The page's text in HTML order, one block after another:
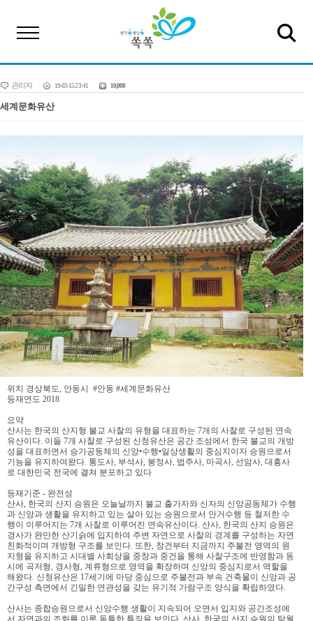
관리자 19-03-15 23:41 10,008
세계문화유산
위치 경상북도, 안동시 #안동 #세계문화유산
등재연도 2018
요약
산사는 한국의 산지형 불교 사찰의 유형을 대표하는 7개의 사찰로 구성된 연속
유산이다. 이들 7개 사찰로 구성된 신청유산은 공간 조성에서 한국 불교의 개방
성을 대표하면서 승가공동체의 신앙•수행•일상생활의 중심지이자 승원으로서
기능을 유지하여왔다. 통도사, 부석사, 봉정사, 법주사, 마곡사, 선암사, 대흥사
로 대한민국 전국에 결쳐 분포하고 있다
등재기준 - 완전성
산사, 한국의 산지 승원은 오늘날까지 불교 출가자와 신자의 신앙공동체가 수행
과 신앙과 생활을 유지하고 있는 살아 있는 승원으로서 안거수행 등 철저한 수
행이 이루어지는 7개 사찰로 이루어진 연속유산이다. 산사, 한국의 산지 승원은
경사가 완만한 산기슭에 입지하여 주변 자연으로 사찰의 경계를 구성하는 자연
친화적이며 개방형 구조를 보인다. 또한, 창건부터 지금까지 주불전 영역의 원
지형을 유지하고 시대별 사회상을 중창과 중건을 통해 사찰구조에 반영함과 동
시에 곡저형, 경사형, 계류형으로 영역을 확장하며 신앙의 중심지로서 역할을
해왔다. 신청유산은 17세기에 마당 중심으로 주불전과 부속 건축물이 신앙과 공
간구성 측면에서 긴밀한 연관성을 갖는 유기적 가람구조 양식을 확립하였다.
산사는 종합승원으로서 신앙수행 생활이 지속되어 오면서 입지와 공간조성에